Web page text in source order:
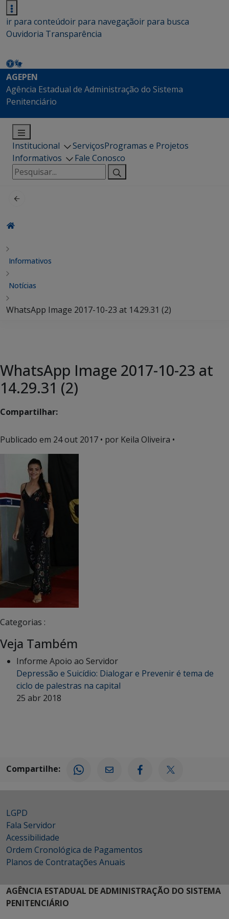
ir para conteúdoir para navegaçãoir para busca
Ouvidoria Transparência
AGEPEN
Agência Estadual de Administração do Sistema
Penitenciário
Institucional ServiçosProgramas e Projetos
Informativos
Fale Conosco
Pesquisar
por:
Informativos
Notícias
WhatsApp Image 2017-10-23 at 14.29.31 (2)
WhatsApp Image 2017-10-23 at
14.29.31 (2)
Compartilhar:
Publicado em 24 out 2017 • por Keila Oliveira •
Categorias :
Veja Também
Informe Apoio ao Servidor
Depressão e Suicídio: Dialogar e Prevenir é tema de
ciclo de palestras na capital
25 abr 2018
Compartilhe:
LGPD
Fala Servidor
Acessibilidade
Ordem Cronológica de Pagamentos
Planos de Contratações Anuais
AGÊNCIA ESTADUAL DE ADMINISTRAÇÃO DO SISTEMA
PENITENCIÁRIO